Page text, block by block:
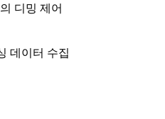
디밍 제어
데이터 수집